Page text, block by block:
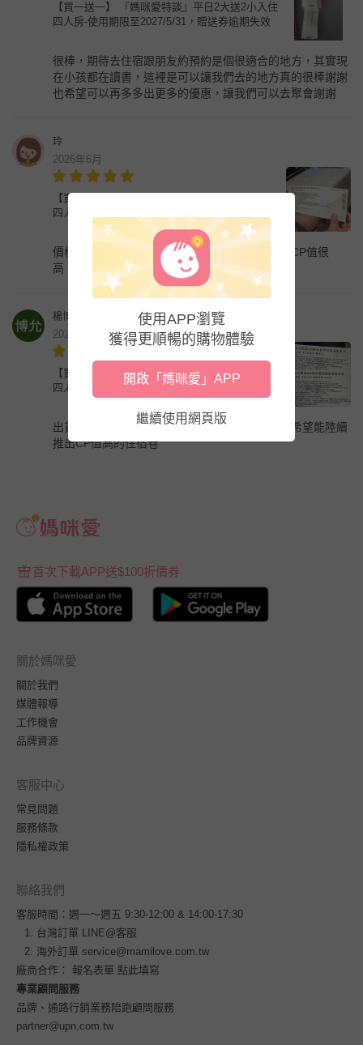
【買一送一】 『媽咪愛特談』平日2大送2小入住
四人房-使用期限至2027/5/31，贈送券逾期失效
很棒，期待去住宿跟朋友約預約是個很適合的地方，其實現
在小孩都在讀書，這裡是可以讓我們去的地方真的很棒謝謝
也希望可以再多多出更多的優惠，讓我們可以去聚會謝謝
玲
2026年6月
【買一送一】 『媽咪愛特談』平日2大送2小入住
四人房-使用期限至2027/5/31，贈送券逾期失效
價格很實惠，商品收到的速度也很快，感覺商品CP值很
高，希望去住得愉快。
楊博允
2026年6月
【買一送一】 『媽咪愛特談』平日2大送2小入住
四人房-使用期限至2027/5/31，贈送券逾期失效
出貨速度很快，非常划算。已經回購第二次了。希望能陸續
推出CP值高的住宿卷
首次下載APP送$100折價券
關於媽咪愛
關於我們
媒體報導
工作機會
品牌資源
客服中心
常見問題
服務條款
隱私權政策
聯絡我們
客服時間：週一～週五 9:30-12:00 & 14:00-17:30
台灣訂單
LINE@客服
海外訂單 service@mamilove.com.tw
廠商合作： 報名表單 點此填寫
專業顧問服務
品牌、通路行銷業務陪跑顧問服務
partner@upn.com.tw
使用APP瀏覽
獲得更順暢的購物體驗
開啟「媽咪愛」APP
繼續使用網頁版